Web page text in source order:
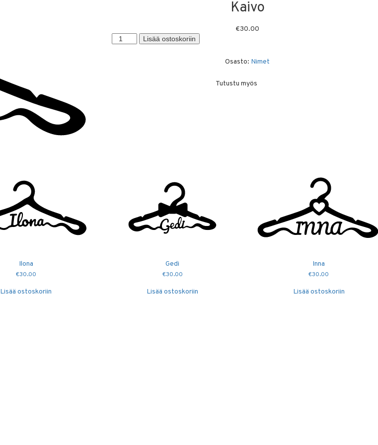
Kaivo
€30.00
Kaivo
määrä
Lisää ostoskoriin
Osasto: Nimet
Tutustu myös
Ilona
€30.00
Lisää ostoskoriin
Gedi
€30.00
Lisää ostoskoriin
Inna
€30.00
Lisää ostoskoriin